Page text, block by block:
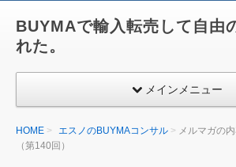
BUYMAで輸入転売して自由
れた。
メインメニュー
HOME エスノのBUYMAコンサル
メルマガの
（第140回）